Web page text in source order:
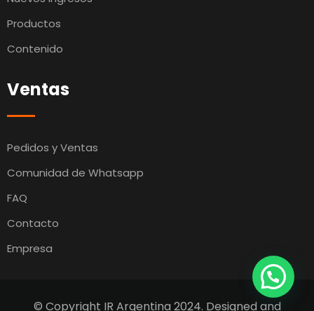
Productos
Contenido
Ventas
Pedidos y Ventas
Comunidad de Whatsapp
FAQ
Contacto
Empresa
© Copyright IR Argentina 2024. Designed and